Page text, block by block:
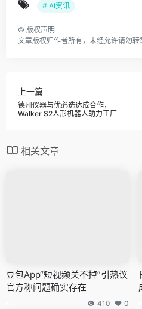
# AI资讯
© 版权声明
文章版权归作者所有，未经允许请勿转
上一篇
德州仪器与优必选达成合作，
Walker S2人形机器人助力工厂
相关文章
豆包App“短视频关不掉”引热议
官方称问题确实存在
410 0